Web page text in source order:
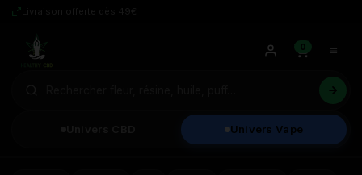
Univers Vape
0